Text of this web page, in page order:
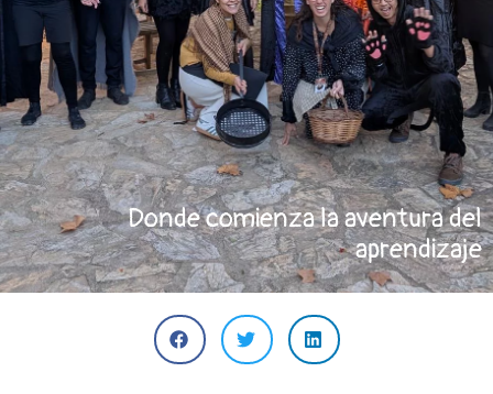
Donde comienza la aventura del
aprendizaje